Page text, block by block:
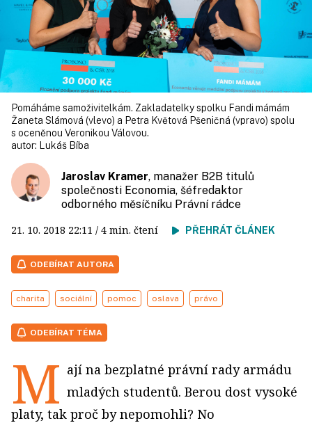
Pomáháme samoživitelkám. Zakladatelky spolku Fandi mámám
Žaneta Slámová (vlevo) a Petra Květová Pšeničná (vpravo) spolu
s oceněnou Veronikou Válovou.
autor:
Lukáš Bíba
Jaroslav Kramer, manažer B2B titulů
společnosti Economia, šéfredaktor
odborného měsíčníku Právní rádce
21. 10. 2018 22:11 / 4 min. čtení PŘEHRÁT ČLÁNEK
ODEBÍRAT AUTORA
charita sociální pomoc oslava právo
ODEBÍRAT TÉMA
M ají na bezplatné právní rady armádu
mladých studentů. Berou dost vysoké
platy, tak proč by nepomohli? No